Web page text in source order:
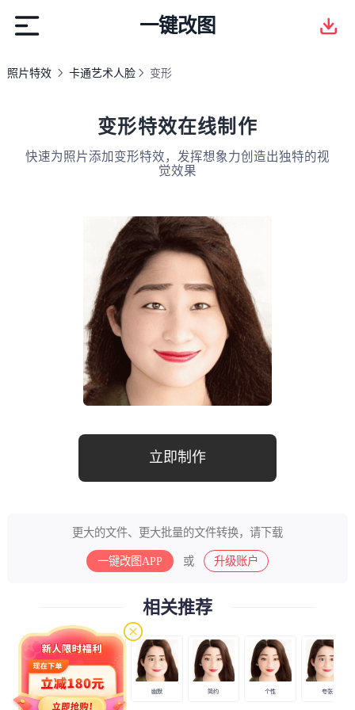
一键改图
照片特效 卡通艺术人脸 变形
变形特效在线制作
快速为照片添加变形特效，发挥想象力创造出独特的视
觉效果
立即制作
更大的文件、更大批量的文件转换，请下载
一键改图APP 或 升级账户
相关推荐
搞怪 美式 幽默 简约 个性 夸张